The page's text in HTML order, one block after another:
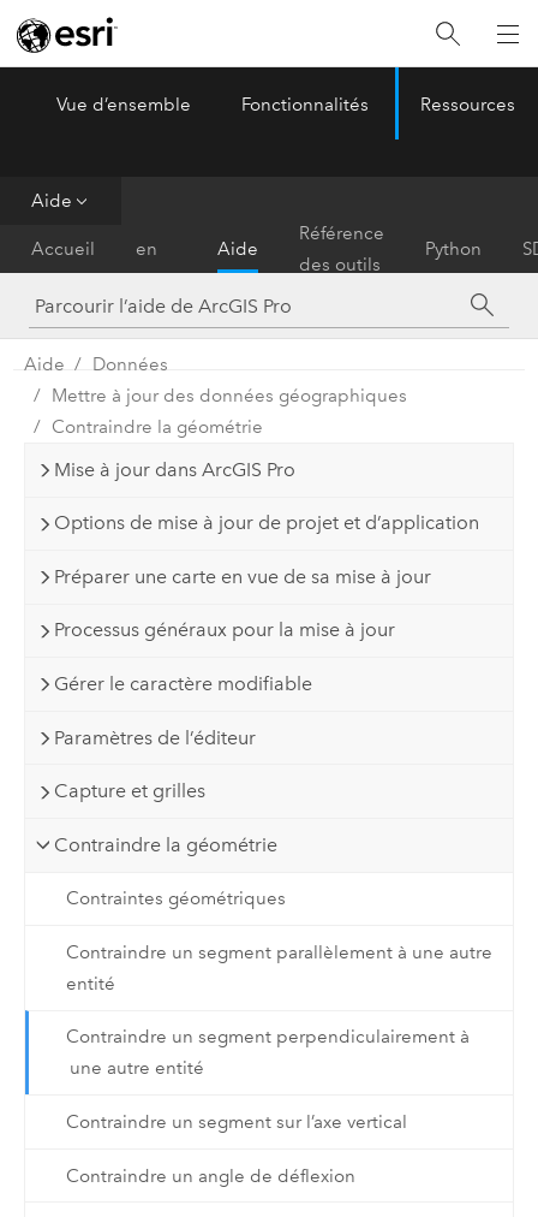
ArcGIS Pro
Vue d’ensemble Fonctionnalités Ressources
Aide
Accueil
en
main
Aide
Référence
des outils
Python
Aide
Données
Mettre à jour des données géographiques
Contraindre la géométrie
Mise à jour dans ArcGIS Pro
Options de mise à jour de projet et d’application
Préparer une carte en vue de sa mise à jour
Processus généraux pour la mise à jour
Gérer le caractère modifiable
Paramètres de l’éditeur
Capture et grilles
Contraindre la géométrie
Contraintes géométriques
Contraindre un segment parallèlement à une autre
entité
Contraindre un segment perpendiculairement à
une autre entité
Contraindre un segment sur l’axe vertical
Contraindre un angle de déflexion